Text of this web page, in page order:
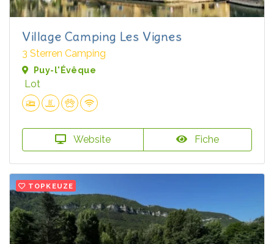
Village Camping Les Vignes
3 Sterren Camping
Puy-l'Évêque
Lot
Website Fiche
TOPKEUZE